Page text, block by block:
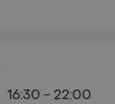
16:30 - 22:00